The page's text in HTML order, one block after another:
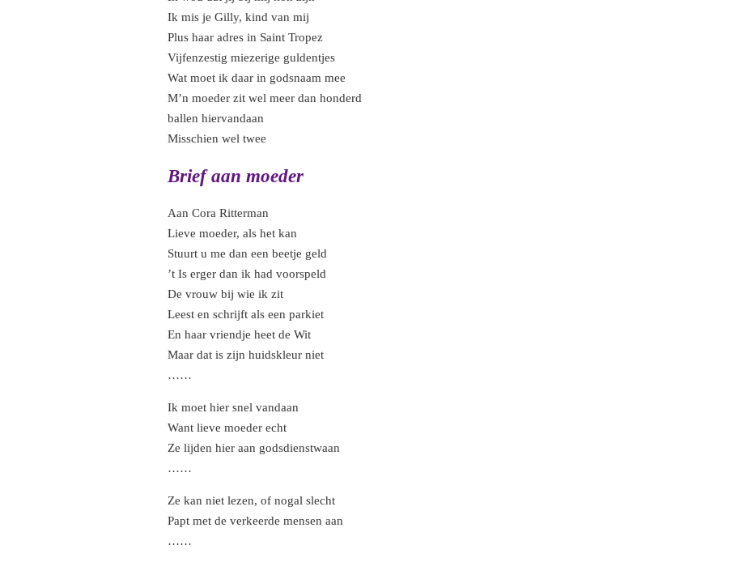
Ik mis je Gilly, kind van mij
Plus haar adres in Saint Tropez
Vijfenzestig miezerige guldentjes
Wat moet ik daar in godsnaam mee
M’n moeder zit wel meer dan honderd
ballen hiervandaan
Misschien wel twee
Brief aan moeder
Aan Cora Ritterman
Lieve moeder, als het kan
Stuurt u me dan een beetje geld
’t Is erger dan ik had voorspeld
De vrouw bij wie ik zit
Leest en schrijft als een parkiet
En haar vriendje heet de Wit
Maar dat is zijn huidskleur niet
……
Ik moet hier snel vandaan
Want lieve moeder echt
Ze lijden hier aan godsdienstwaan
……
Ze kan niet lezen, of nogal slecht
Papt met de verkeerde mensen aan
……